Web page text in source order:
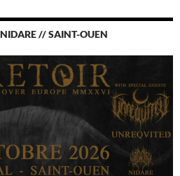
// SAINT-OUEN